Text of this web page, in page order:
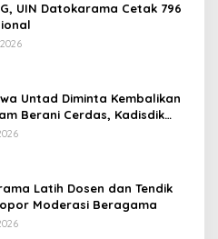
UIN Datokarama Cetak 796
Untad Diminta Kembalikan
Berani Cerdas, Kadisdik
Boleh Terima Beasiswa
Latih Dosen dan Tendik
Moderasi Beragama